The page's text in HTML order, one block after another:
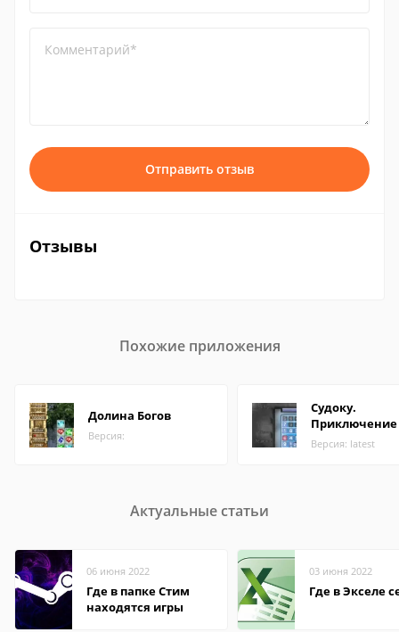
Комментарий*
Отправить отзыв
Отзывы
Похожие приложения
Долина Богов
Версия:
Судоку.
Приключение
Версия: latest
Актуальные статьи
06 июня 2022
Где в папке Стим
находятся игры
03 июня 2022
Где в Экселе